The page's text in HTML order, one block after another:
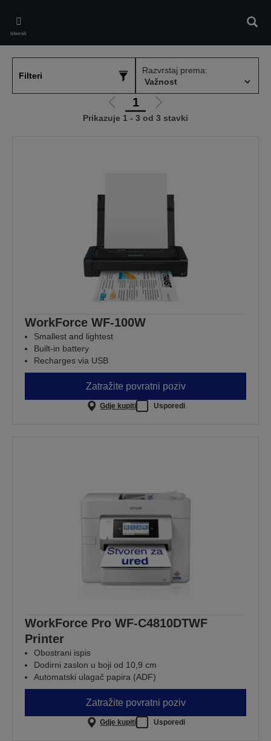
main
content
Izbornik
Filteri
Razvrstaj prema:
Idi
na
1
Idi
na
Prikazuje 1 - 3 od 3 stavki
WorkForce WF-100W
Smallest and lightest
Built-in battery
Recharges via USB
Zatražite povratni poziv
Gdje kupiti Usporedi
WorkForce Pro WF-C4810DTWF
Printer
Obostrani ispis
Dodirni zaslon u boji od 10,9 cm
Automatski ulagač papira (ADF)
Zatražite povratni poziv
Gdje kupiti Usporedi